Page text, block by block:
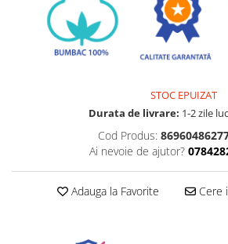
STOC EPUIZAT
Durata de livrare: 1-2 zile
Cod Produs:
Ai nevoie de ajutor?
Adauga la Favorite Cere